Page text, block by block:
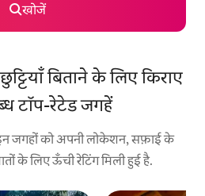
खोजें
बिताने के लिए किराए
टॉप-रेटेड जगहें
जगहों को अपनी लोकेशन, सफ़ाई के
के लिए ऊँची रेटिंग मिली हुई है.